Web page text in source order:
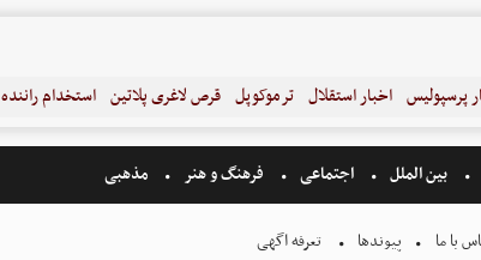
پرسپولیس اخبار استقلال ترموکوپل قرص لاغری پلاتین استخدام راننده
بین الملل اجتماعی فرهنگ و هنر مذهبی
با ما پیوندها تعرفه اگهی